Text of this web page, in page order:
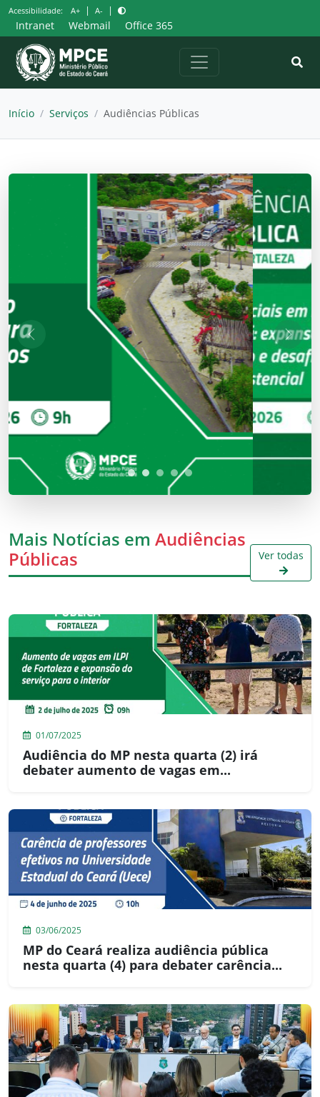
Pular
para
o
conteúdo
Acessibilidade: A+ | A- |
Intranet Webmail Office 365
Início / Serviços / Audiências Públicas
Anterior
Mais Notícias em Audiências
Públicas
Ver todas
01/07/2025
Audiência do MP nesta quarta (2) irá
debater aumento de vagas em...
03/06/2025
MP do Ceará realiza audiência pública
nesta quarta (4) para debater carência...